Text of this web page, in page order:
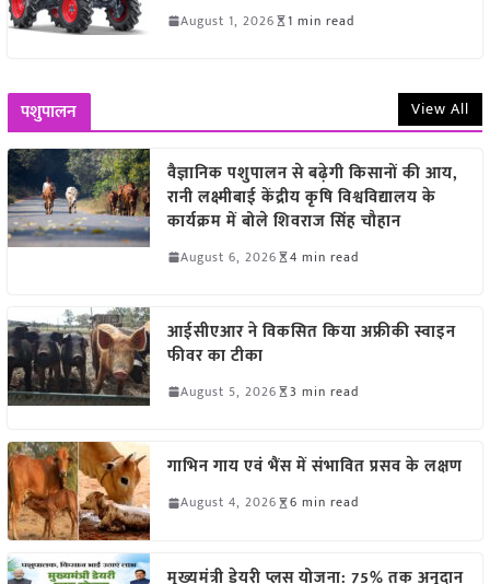
August 1, 2026 1 min read
पशुपालन View All
वैज्ञानिक पशुपालन से बढ़ेगी किसानों की आय,
रानी लक्ष्मीबाई केंद्रीय कृषि विश्वविद्यालय के
कार्यक्रम में बोले शिवराज सिंह चौहान
August 6, 2026 4 min read
आईसीएआर ने विकसित किया अफ्रीकी स्वाइन
फीवर का टीका
August 5, 2026 3 min read
गाभिन गाय एवं भैंस में संभावित प्रसव के लक्षण
August 4, 2026 6 min read
मुख्यमंत्री डेयरी प्लस योजना: 75% तक अनुदान